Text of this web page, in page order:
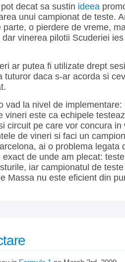
decat sa sustin ideea
unui campionat de teste.
parte, o pierdere de vreme,
vinerea pilotii Scuderiei
ar putea fi utilizate drept
tuturor daca s-ar acorda si
vad la nivel de implementare:
vineri este ca echipele
circuit pe care vor concura in
de vineri si faci un
ai o problema
de unde am plecat:
iar campionatul de
Massa nu este eficient din